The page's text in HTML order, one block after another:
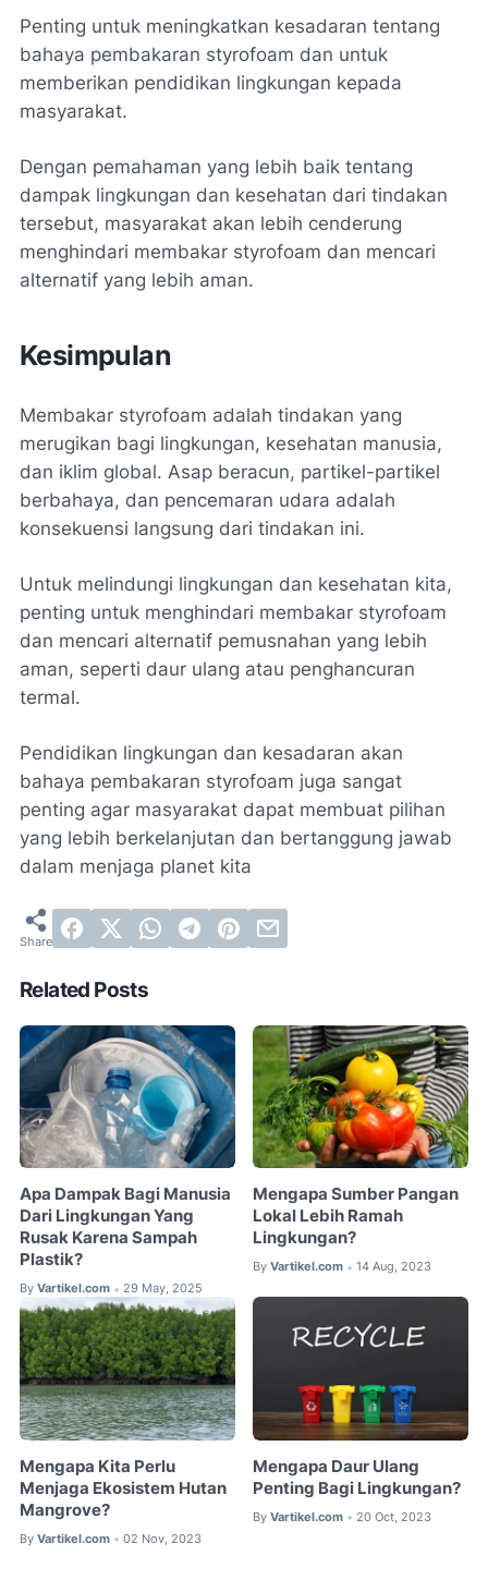
Penting untuk meningkatkan kesadaran tentang
bahaya pembakaran styrofoam dan untuk
memberikan pendidikan lingkungan kepada
masyarakat.
Dengan pemahaman yang lebih baik tentang
dampak lingkungan dan kesehatan dari tindakan
tersebut, masyarakat akan lebih cenderung
menghindari membakar styrofoam dan mencari
alternatif yang lebih aman.
Kesimpulan
Membakar styrofoam adalah tindakan yang
merugikan bagi lingkungan, kesehatan manusia,
dan iklim global. Asap beracun, partikel-partikel
berbahaya, dan pencemaran udara adalah
konsekuensi langsung dari tindakan ini.
Untuk melindungi lingkungan dan kesehatan kita,
penting untuk menghindari membakar styrofoam
dan mencari alternatif pemusnahan yang lebih
aman, seperti daur ulang atau penghancuran
termal.
Pendidikan lingkungan dan kesadaran akan
bahaya pembakaran styrofoam juga sangat
penting agar masyarakat dapat membuat pilihan
yang lebih berkelanjutan dan bertanggung jawab
dalam menjaga planet kita
Related Posts
Apa Dampak Bagi Manusia
Dari Lingkungan Yang
Rusak Karena Sampah
Plastik?
By Vartikel.com • 29 May, 2025
Mengapa Sumber Pangan
Lokal Lebih Ramah
Lingkungan?
By Vartikel.com • 14 Aug, 2023
Mengapa Kita Perlu
Menjaga Ekosistem Hutan
Mangrove?
By Vartikel.com • 02 Nov, 2023
Mengapa Daur Ulang
Penting Bagi Lingkungan?
By Vartikel.com • 20 Oct, 2023